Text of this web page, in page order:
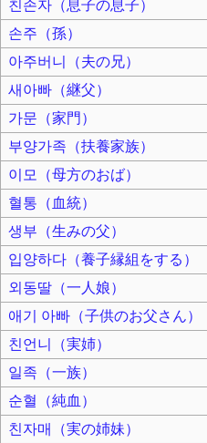
친손자（息子の息子）
손주（孫）
아주버니（夫の兄）
새아빠（継父）
가문（家門）
부양가족（扶養家族）
이모（母方のおば）
혈통（血統）
생부（生みの父）
입양하다（養子縁組をする）
외동딸（一人娘）
애기 아빠（子供のお父さん）
친언니（実姉）
일족（一族）
순혈（純血）
친자매（実の姉妹）